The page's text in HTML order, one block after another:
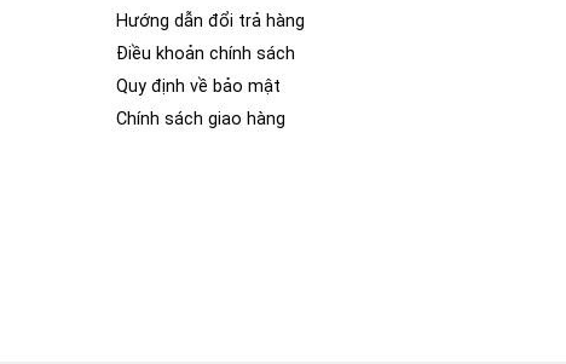
Hướng dẫn đổi trả hàng
Điều khoản chính sách
Quy định về bảo mật
Chính sách giao hàng